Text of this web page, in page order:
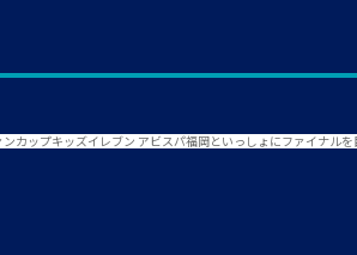
カップキッズイレブン アビスパ福岡といっしょにファイナル